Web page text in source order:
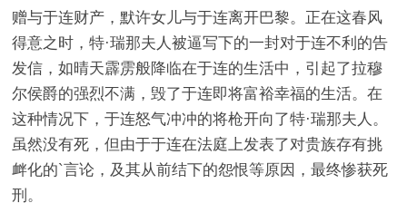
赠与于连财产，默许女儿与于连离开巴黎。正在这春风
得意之时，特·瑞那夫人被逼写下的一封对于连不利的告
发信，如晴天霹雳般降临在于连的生活中，引起了拉穆
尔侯爵的强烈不满，毁了于连即将富裕幸福的生活。在
这种情况下，于连怒气冲冲的将枪开向了特·瑞那夫人。
虽然没有死，但由于于连在法庭上发表了对贵族存有挑
衅化的`言论，及其从前结下的怨恨等原因，最终惨获死
刑。